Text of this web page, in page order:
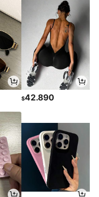
$42.890